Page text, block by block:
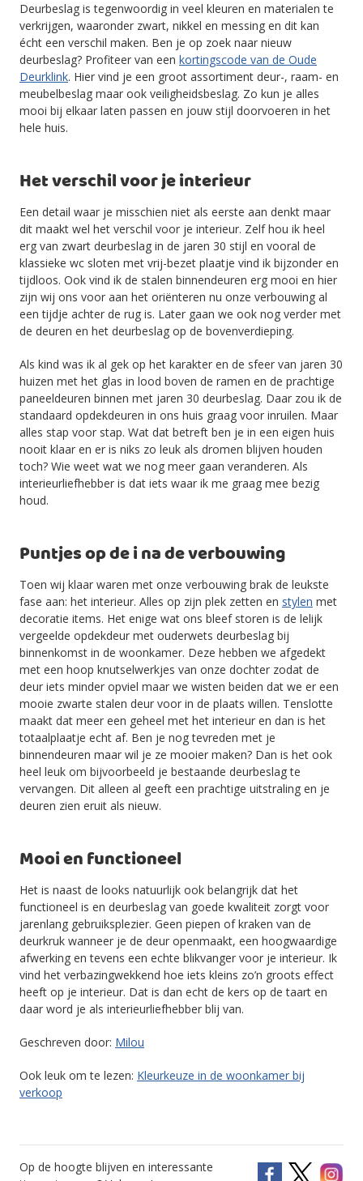
Deurbeslag is tegenwoordig in veel kleuren en materialen te
verkrijgen, waaronder zwart, nikkel en messing en dit kan
écht een verschil maken. Ben je op zoek naar nieuw
deurbeslag? Profiteer van een kortingscode van de Oude
Deurklink. Hier vind je een groot assortiment deur-, raam- en
meubelbeslag maar ook veiligheidsbeslag. Zo kun je alles
mooi bij elkaar laten passen en jouw stijl doorvoeren in het
hele huis.
Het verschil voor je interieur
Een detail waar je misschien niet als eerste aan denkt maar
dit maakt wel het verschil voor je interieur. Zelf hou ik heel
erg van zwart deurbeslag in de jaren 30 stijl en vooral de
klassieke wc sloten met vrij-bezet plaatje vind ik bijzonder en
tijdloos. Ook vind ik de stalen binnendeuren erg mooi en hier
zijn wij ons voor aan het oriënteren nu onze verbouwing al
een tijdje achter de rug is. Later gaan we ook nog verder met
de deuren en het deurbeslag op de bovenverdieping.
Als kind was ik al gek op het karakter en de sfeer van jaren 30
huizen met het glas in lood boven de ramen en de prachtige
paneeldeuren binnen met jaren 30 deurbeslag. Daar zou ik de
standaard opdekdeuren in ons huis graag voor inruilen. Maar
alles stap voor stap. Wat dat betreft ben je in een eigen huis
nooit klaar en er is niks zo leuk als dromen blijven houden
toch? Wie weet wat we nog meer gaan veranderen. Als
interieurliefhebber is dat iets waar ik me graag mee bezig
houd.
Puntjes op de i na de verbouwing
Toen wij klaar waren met onze verbouwing brak de leukste
fase aan: het interieur. Alles op zijn plek zetten en stylen met
decoratie items. Het enige wat ons bleef storen is de lelijk
vergeelde opdekdeur met ouderwets deurbeslag bij
binnenkomst in de woonkamer. Deze hebben we afgedekt
met een hoop knutselwerkjes van onze dochter zodat de
deur iets minder opviel maar we wisten beiden dat we er een
mooie zwarte stalen deur voor in de plaats willen. Tenslotte
maakt dat meer een geheel met het interieur en dan is het
totaalplaatje echt af. Ben je nog tevreden met je
binnendeuren maar wil je ze mooier maken? Dan is het ook
heel leuk om bijvoorbeeld je bestaande deurbeslag te
vervangen. Dit alleen al geeft een prachtige uitstraling en je
deuren zien eruit als nieuw.
Mooi en functioneel
Het is naast de looks natuurlijk ook belangrijk dat het
functioneel is en deurbeslag van goede kwaliteit zorgt voor
jarenlang gebruiksplezier. Geen piepen of kraken van de
deurkruk wanneer je de deur openmaakt, een hoogwaardige
afwerking en tevens een echte blikvanger voor je interieur. Ik
vind het verbazingwekkend hoe iets kleins zo’n groots effect
heeft op je interieur. Dat is dan echt de kers op de taart en
daar word je als interieurliefhebber blij van.
Geschreven door: Milou
Ook leuk om te lezen: Kleurkeuze in de woonkamer bij
verkoop
Op de hoogte blijven en interessante